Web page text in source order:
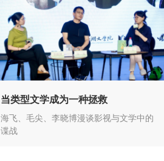
当类型文学成为一种拯救
海飞、毛尖、李晓博漫谈影视与文学中的
谍战